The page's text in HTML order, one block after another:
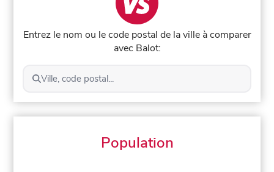
Entrez le nom ou le code postal de la ville à comparer
avec Balot:
Ville, code postal...
Population